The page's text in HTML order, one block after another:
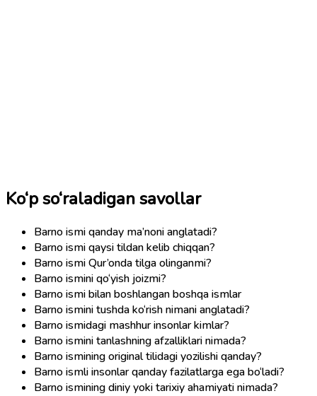
Ko‘p so‘raladigan savollar
Barno ismi qanday ma’noni anglatadi?
Barno ismi qaysi tildan kelib chiqqan?
Barno ismi Qur’onda tilga olinganmi?
Barno ismini qo‘yish joizmi?
Barno ismi bilan boshlangan boshqa ismlar
Barno ismini tushda ko‘rish nimani anglatadi?
Barno ismidagi mashhur insonlar kimlar?
Barno ismini tanlashning afzalliklari nimada?
Barno ismining original tilidagi yozilishi qanday?
Barno ismli insonlar qanday fazilatlarga ega bo‘ladi?
Barno ismining diniy yoki tarixiy ahamiyati nimada?